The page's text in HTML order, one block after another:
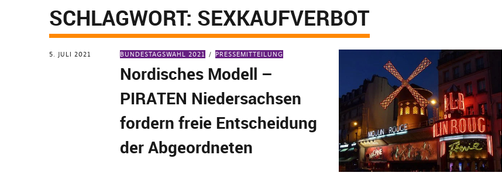
SCHLAGWORT: SEXKAUFVERBOT
5. JULI 2021 BUNDESTAGSWAHL 2021 PRESSEMITTEILUNG
Nordisches Modell –
PIRATEN Niedersachsen
fordern freie Entscheidung
der Abgeordneten